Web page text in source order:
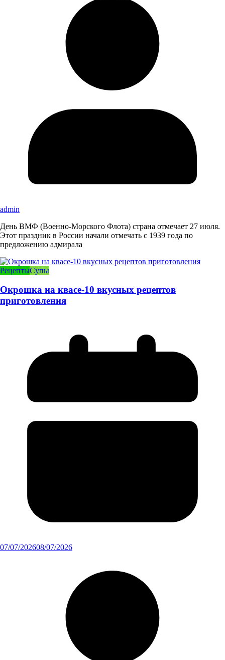
admin
День ВМФ (Военно-Морского Флота) страна отмечает 27 июля.
Этот праздник в России начали отмечать с 1939 года по
предложению адмирала
РецептыСупы
Окрошка на квасе-10 вкусных рецептов
приготовления
07/07/202608/07/2026